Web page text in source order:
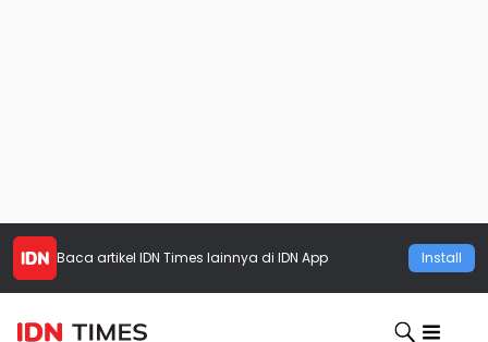
Baca artikel IDN Times lainnya di IDN App Install